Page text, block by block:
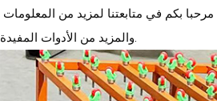
والمزيد من الأدوات المفيدة.